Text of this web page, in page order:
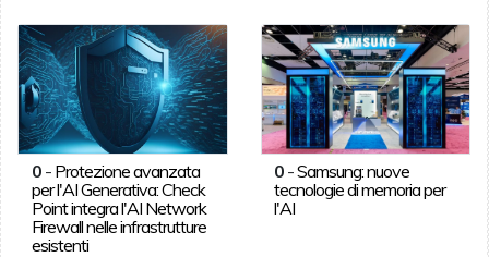
0- Protezione avanzata
per l'AI Generativa: Check
Point integra l'AI Network
Firewall nelle infrastrutture
esistenti
0 -Samsung: nuove
tecnologie di memoria per
l'AI